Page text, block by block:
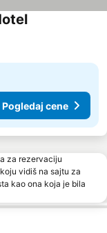
Pogledaj cene
za rezervaciju
vidiš na sajtu za
kao ona koja je bila